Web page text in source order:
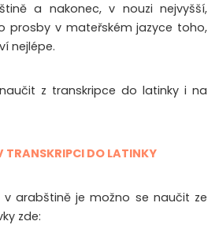
a nakonec, v nouzi nejvyšší,
prosby v mateřském jazyce toho,
nejlépe.
z transkripce do latinky i na
DO LATINKY
v arabštině je možno se naučit ze
zde: